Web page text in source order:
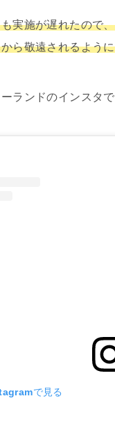
実施が遅れたので
ら敬遠されるよう
ランドのインスタ
で見る